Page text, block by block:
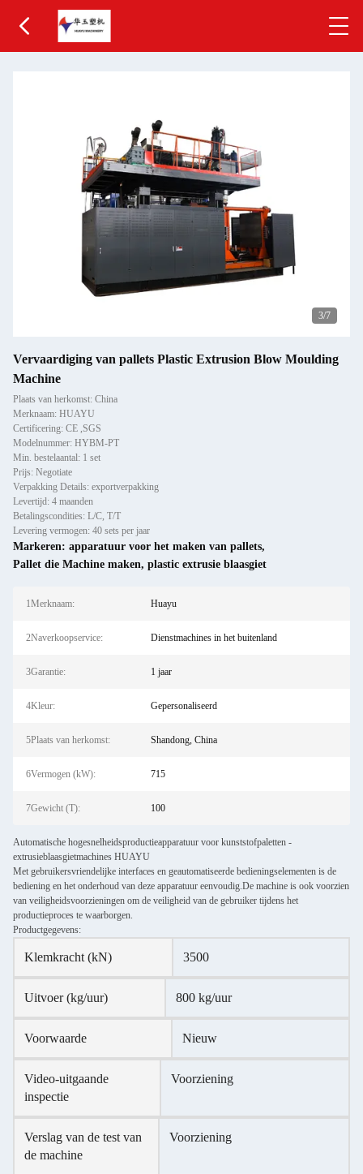
3/7
Vervaardiging van pallets Plastic Extrusion Blow Moulding
Machine
Plaats van herkomst: China
Merknaam: HUAYU
Certificering: CE ,SGS
Modelnummer: HYBM-PT
Min. bestelaantal: 1 set
Prijs: Negotiate
Verpakking Details: exportverpakking
Levertijd: 4 maanden
Betalingscondities: L/C, T/T
Levering vermogen: 40 sets per jaar
Markeren: apparatuur voor het maken van pallets,
Pallet die Machine maken, plastic extrusie blaasgiet
1Merknaam: Huayu
2Naverkoopservice: Dienstmachines in het buitenland
3Garantie: 1 jaar
4Kleur: Gepersonaliseerd
5Plaats van herkomst: Shandong, China
6Vermogen (kW): 715
7Gewicht (T): 100
Automatische hogesnelheidsproductieapparatuur voor kunststofpaletten -
extrusieblaasgietmachines HUAYU
Met gebruikersvriendelijke interfaces en geautomatiseerde bedieningselementen is de
bediening en het onderhoud van deze apparatuur eenvoudig.De machine is ook voorzien
van veiligheidsvoorzieningen om de veiligheid van de gebruiker tijdens het
productieproces te waarborgen.
Productgegevens:
Klemkracht (kN) 3500
Uitvoer (kg/uur) 800 kg/uur
Voorwaarde Nieuw
Video-uitgaande
inspectie
Voorziening
Verslag van de test van
de machine
Voorziening